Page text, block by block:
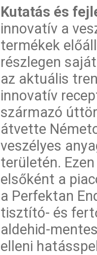
Kutatás és
innovatív a
termékek
részlegen
az aktuális
innovatív
származó
átvette
veszélyes
területén.
elsőként a
a Perfektan
tisztító- és
aldehid-
elleni